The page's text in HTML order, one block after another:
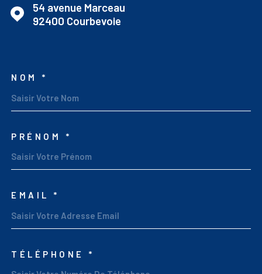
54 avenue Marceau
92400
Courbevoie
NOM *
PRÉNOM *
EMAIL *
TÉLÉPHONE *